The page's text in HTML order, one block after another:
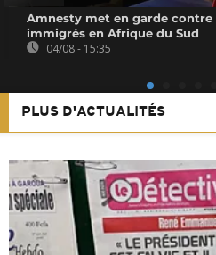
Amnesty met en garde
immigrés en Afrique du Sud
04/08 - 15:35
PLUS D'ACTUALITÉS